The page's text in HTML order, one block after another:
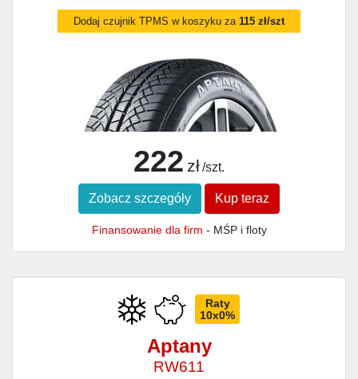
Dodaj czujnik TPMS w koszyku za 115 zł/szt
222 zł /szt.
Zobacz szczegóły Kup teraz
Finansowanie dla firm - MŚP i floty
Raty
10x0%
Aptany
RW611